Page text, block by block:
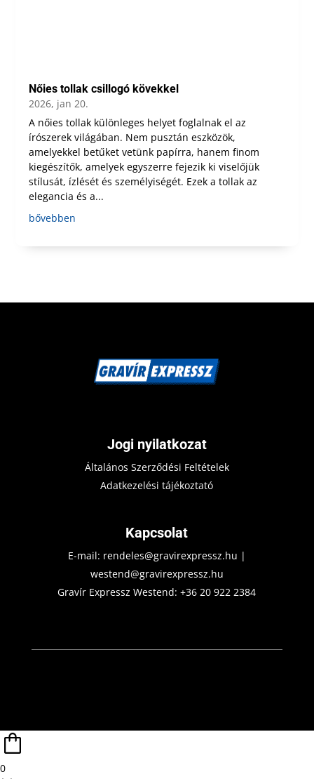
Nőies tollak csillogó kövekkel
2026, jan 20.
A nőies tollak különleges helyet foglalnak el az
írószerek világában. Nem pusztán eszközök,
amelyekkel betűket vetünk papírra, hanem finom
kiegészítők, amelyek egyszerre fejezik ki viselőjük
stílusát, ízlését és személyiségét. Ezek a tollak az
elegancia és a...
bővebben
Jogi nyilatkozat
Általános Szerződési Feltételek
Adatkezelési tájékoztató
Kapcsolat
E-mail: rendeles@gravirexpressz.hu |
westend@gravirexpressz.hu
Gravír Expressz Westend:+36 20 922 2384
0